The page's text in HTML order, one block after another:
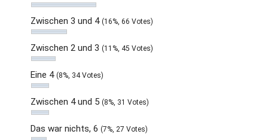
Zwischen 3 und 4 (16%, 66 Votes)
Zwischen 2 und 3 (11%, 45 Votes)
Eine 4 (8%, 34 Votes)
Zwischen 4 und 5 (8%, 31 Votes)
Das war nichts, 6 (7%, 27 Votes)